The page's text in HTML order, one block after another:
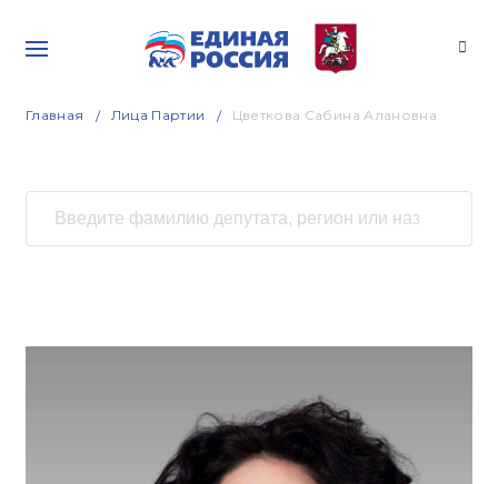
Главная Лица Партии Цветкова Сабина Алановна